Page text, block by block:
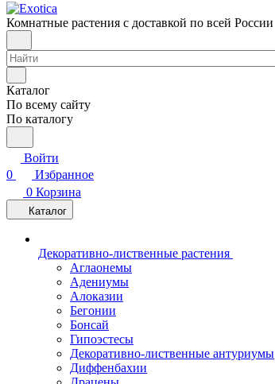
Комнатные растения с доставкой по всей России
Каталог
По всему сайту
По каталогу
Войти
0
Избранное
0 Корзина
Каталог
Декоративно-лиственные растения
Аглаонемы
Адениумы
Алоказии
Бегонии
Бонсай
Гипоэстесы
Декоративно-лиственные антуриумы
Диффенбахии